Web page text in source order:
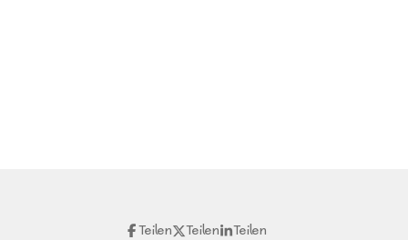
Teilen Teilen Teilen